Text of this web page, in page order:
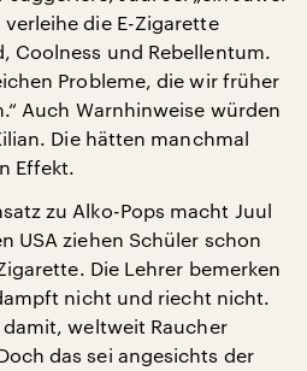
die E-Zigarette
Coolness und Rebellentum.
Probleme, die wir früher
Auch Warnhinweise würden
Die hätten manchmal
Effekt.
zu Alko-Pops macht Juul
USA ziehen Schüler schon
Die Lehrer bemerken
nicht und riecht nicht.
weltweit Raucher
das sei angesichts der